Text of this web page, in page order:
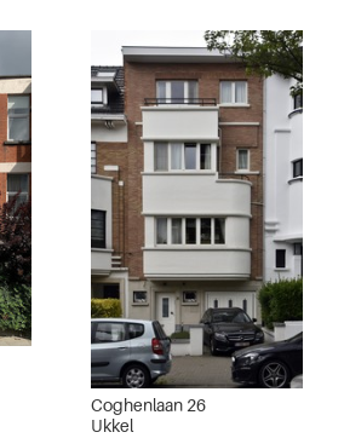
Coghenlaan 26
Ukkel